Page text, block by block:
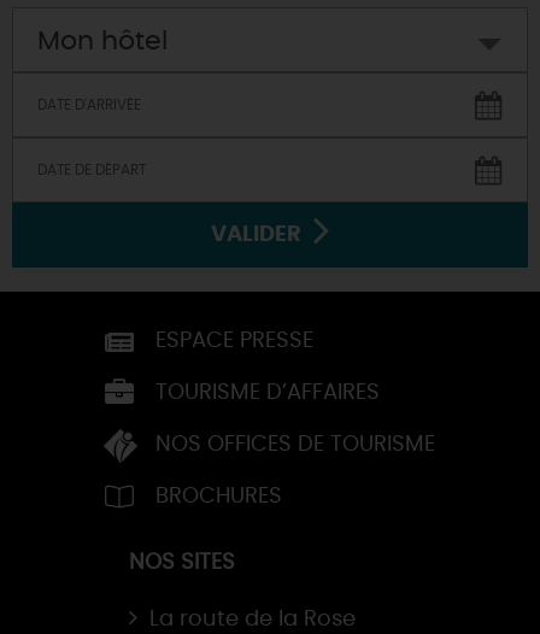
Mon hôtel
VALIDER
ESPACE PRESSE
TOURISME D’AFFAIRES
NOS OFFICES DE TOURISME
BROCHURES
NOS SITES
La route de la Rose